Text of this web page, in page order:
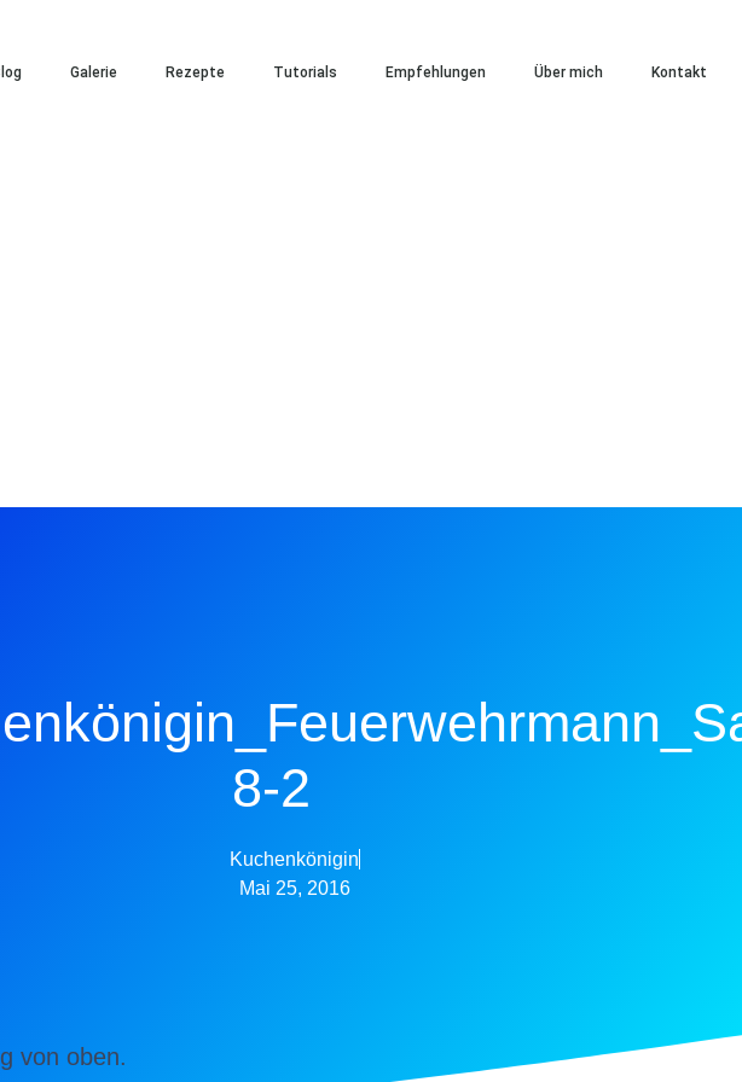
Galerie Rezepte Tutorials Empfehlungen Über mich Kontakt
8-2
Kuchenkönigin
Mai 25, 2016
von oben.